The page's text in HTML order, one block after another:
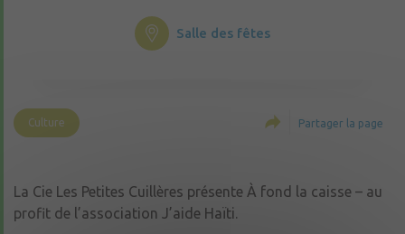
Salle des fêtes
Culture Partager la page
La Cie Les Petites Cuillères présente À fond la caisse – au
profit de l’association J’aide Haïti.